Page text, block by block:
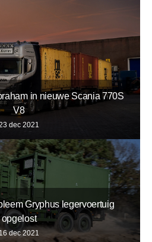
in nieuwe Scania 770S
V8
dec 2021
Gryphus legervoertuig
opgelost
16 dec 2021